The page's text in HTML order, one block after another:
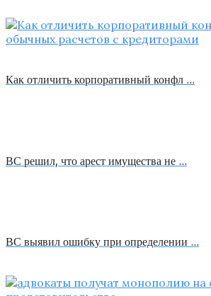
Как отличить корпоративный конфл …
ВС решил, что арест имущества не …
ВС выявил ошибку при определении …